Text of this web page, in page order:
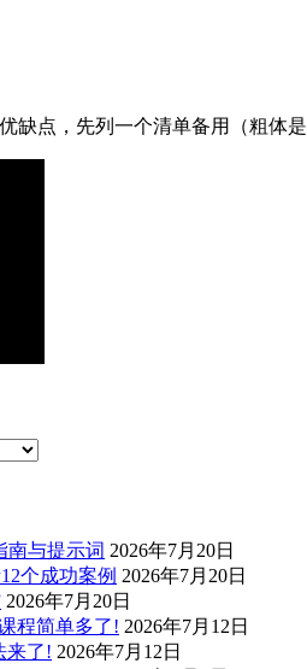
缺点，先列一个清单备用（粗体
南与提示词 2026年7月20日
个成功案例 2026年7月20日
2026年7月20日
程简单多了! 2026年7月12日
来了! 2026年7月12日